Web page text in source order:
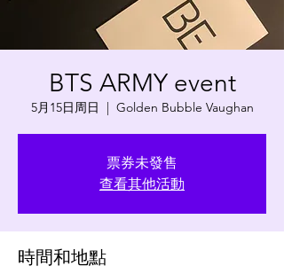
BTS ARMY event
5月15日周日
  |
Golden Bubble Vaughan
票券未發售
查看其他活動
時間和地點